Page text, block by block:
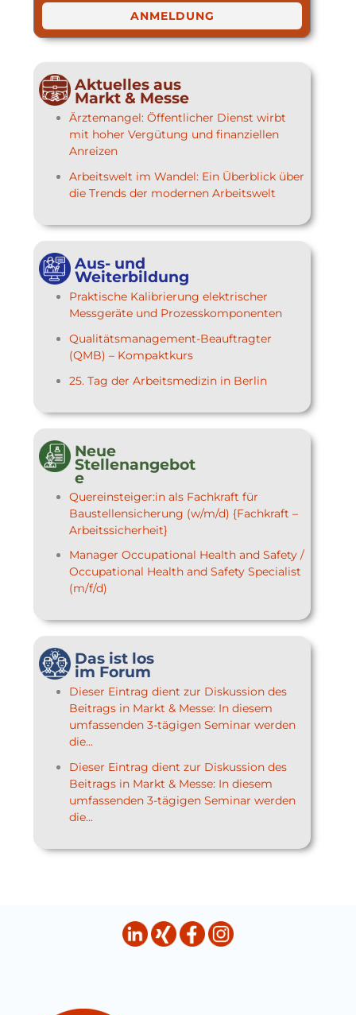
ANMELDUNG
Aktuelles aus
Markt & Messe
Ärztemangel: Öffentlicher Dienst wirbt
mit hoher Vergütung und finanziellen
Anreizen
Arbeitswelt im Wandel: Ein Überblick über
die Trends der modernen Arbeitswelt
Aus- und
Weiterbildung
Praktische Kalibrierung elektrischer
Messgeräte und Prozesskomponenten
Qualitätsmanagement-Beauftragter
(QMB) – Kompaktkurs
25. Tag der Arbeitsmedizin in Berlin
Neue
Stellenangebot
e
Quereinsteiger:in als Fachkraft für
Baustellensicherung (w/m/d) {Fachkraft –
Arbeitssicherheit}
Manager Occupational Health and Safety /
Occupational Health and Safety Specialist
(m/f/d)
Das ist los
im Forum
Dieser Eintrag dient zur Diskussion des
Beitrags in Markt & Messe: In diesem
umfassenden 3-tägigen Seminar werden
die...
Dieser Eintrag dient zur Diskussion des
Beitrags in Markt & Messe: In diesem
umfassenden 3-tägigen Seminar werden
die...